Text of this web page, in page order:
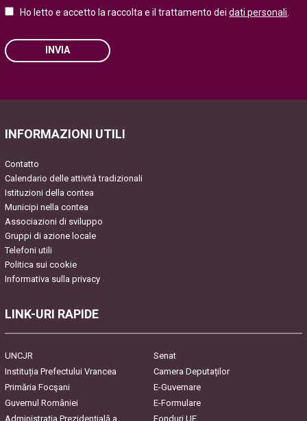
Ho letto e accetto la raccolta e il trattamento deidati personali
INVIA
INFORMAZIONI UTILI
Contatto
Calendario delle attività tradizionali
Istituzioni della contea
Municipi nella contea
Associazioni di sviluppo
Gruppi di azione locale
Telefoni utili
Politica sui cookie
Informativa sulla privacy
LINK-URI RAPIDE
UNCJR
Senat
Instituția Prefectului Vrancea
Camera Deputaților
Primăria Focşani
E-Guvernare
Guvernul României
E-Formulare
Administrația Prezidențială a
Fonduri UE